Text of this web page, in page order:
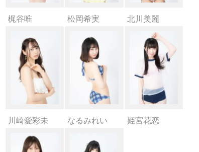
梶谷唯 松岡希実 北川美麗
川崎愛彩未 なるみれい 姫宮花恋